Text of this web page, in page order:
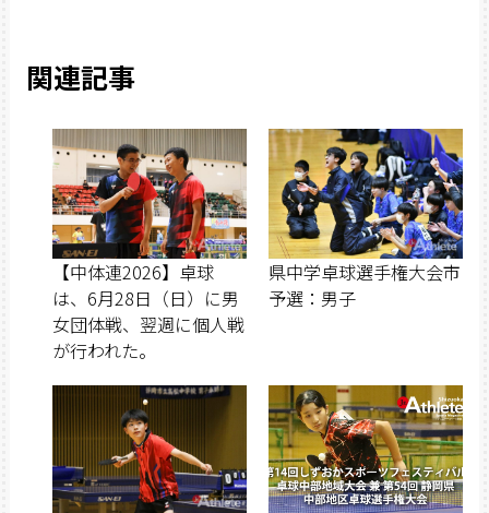
関連記事
【中体連2026】卓球
は、6月28日（日）に男
女団体戦、翌週に個人戦
が行われた。
県中学卓球選手権大会市
予選：男子